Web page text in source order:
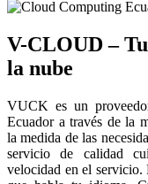
V-CLOUD –
la nube
VUCK es un
Ecuador a través de la
la medida de las
servicio de calidad
velocidad en el servicio.